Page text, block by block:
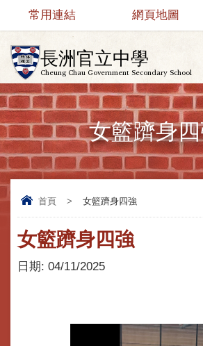
長洲官立中學
Cheung Chau Government Secondary School
常用連結 網頁地圖
女籃躋身
首頁 > 女籃躋身四強
女籃躋身四強
日期: 04/11/2025